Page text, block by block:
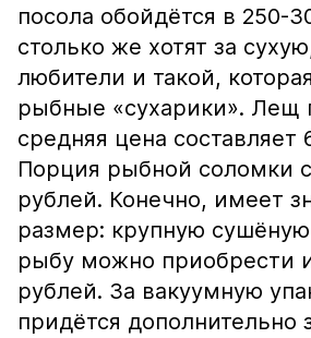
посола обойдётся в 250-
столько же хотят за
любители и такой,
рыбные «сухарики». Лещ
средняя цена составляет
Порция рыбной соломки
рублей. Конечно, имеет
размер: крупную
рыбу можно приобрести
рублей. За вакуумную
придётся дополнительно